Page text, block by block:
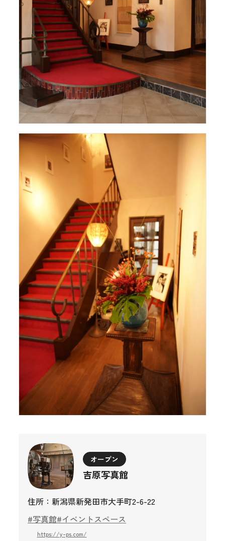
オープン
吉原写真館
住所：新潟県新発田市大手町2-6-22
#写真館#イベントスペース
https://y-ps.com/